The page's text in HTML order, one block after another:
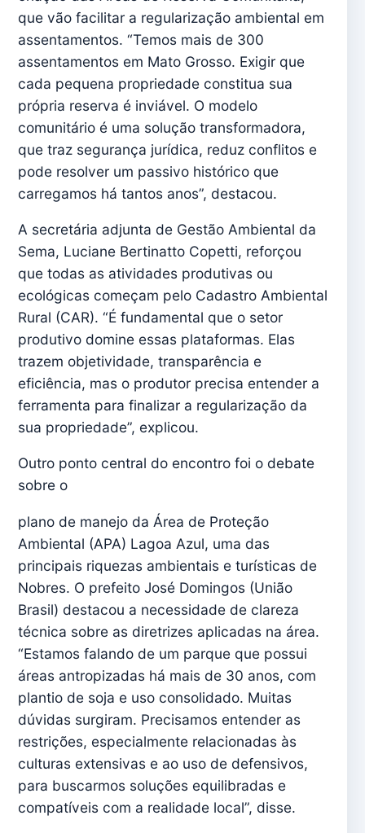
que vão facilitar a regularização ambiental em
assentamentos. “Temos mais de 300
assentamentos em Mato Grosso. Exigir que
cada pequena propriedade constitua sua
própria reserva é inviável. O modelo
comunitário é uma solução transformadora,
que traz segurança jurídica, reduz conflitos e
pode resolver um passivo histórico que
carregamos há tantos anos”, destacou.
A secretária adjunta de Gestão Ambiental da
Sema, Luciane Bertinatto Copetti, reforçou
que todas as atividades produtivas ou
ecológicas começam pelo Cadastro Ambiental
Rural (CAR). “É fundamental que o setor
produtivo domine essas plataformas. Elas
trazem objetividade, transparência e
eficiência, mas o produtor precisa entender a
ferramenta para finalizar a regularização da
sua propriedade”, explicou.
Outro ponto central do encontro foi o debate
sobre o
plano de manejo da Área de Proteção
Ambiental (APA) Lagoa Azul, uma das
principais riquezas ambientais e turísticas de
Nobres. O prefeito José Domingos (União
Brasil) destacou a necessidade de clareza
técnica sobre as diretrizes aplicadas na área.
“Estamos falando de um parque que possui
áreas antropizadas há mais de 30 anos, com
plantio de soja e uso consolidado. Muitas
dúvidas surgiram. Precisamos entender as
restrições, especialmente relacionadas às
culturas extensivas e ao uso de defensivos,
para buscarmos soluções equilibradas e
compatíveis com a realidade local”, disse.